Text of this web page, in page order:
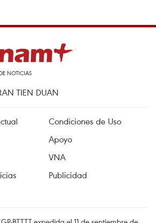
NOTICIAS
TIEN DUAN
Condiciones de Uso
Apoyo
VNA
Publicidad